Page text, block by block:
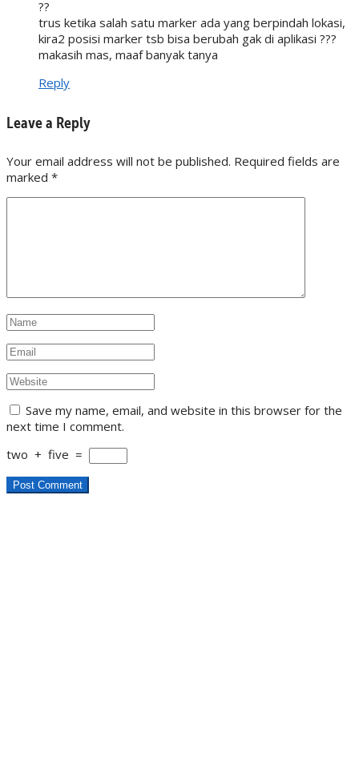
??
trus ketika salah satu marker ada yang berpindah lokasi,
kira2 posisi marker tsb bisa berubah gak di aplikasi ???
makasih mas, maaf banyak tanya
Reply
Leave a Reply
Your email address will not be published. Required fields are
marked *
Save my name, email, and website in this browser for the
next time I comment.
two + five =